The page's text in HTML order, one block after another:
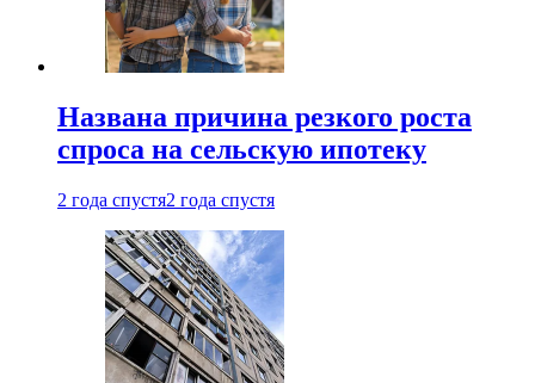
Названа причина резкого роста
спроса на сельскую ипотеку
2 года спустя2 года спустя